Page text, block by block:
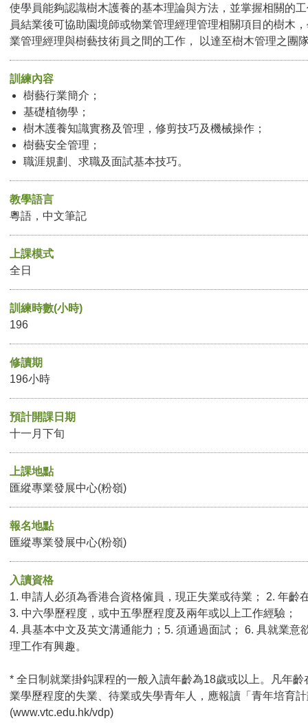
使學員能夠認識樹木護養的基本理論與方法，並掌握相關的
員結業後可協助園境師或物業管理經理管理相關項目的樹木
業管理經理與樹藝技術員之間的工作， 以達至樹木管理之團
訓練內容
樹藝行業簡介；
基礎植物學；
樹木護養知識實務及管理，修剪技巧及機械操作；
樹藝安全管理；
職涯規劃、求職及面試基本技巧。
教學語言
粵語，中文筆記
上課模式
全日
訓練時數(小時)
196
修讀期
196小時
預計開課日期
十一月下旬
上課地點
匯縱專業發展中心(粉嶺)
報名地點
匯縱專業發展中心(粉嶺)
入讀資格
1. 申請人必須為香港合資格僱員，現正失業或待業； 2. 年齡
3. 中六學歷程度，或中五學歷程度及兩年或以上工作經驗；
4. 具基本中文及英文溝通能力；5. 須通過面試； 6. 具就業意
理工作有興趣。
* 全日制就業掛鈎課程的一般入讀年齡為18歲或以上。凡年
業學歷程度的失業、待業或失學青年人，應報讀「青年培育
(www.vtc.edu.hk/vdp)